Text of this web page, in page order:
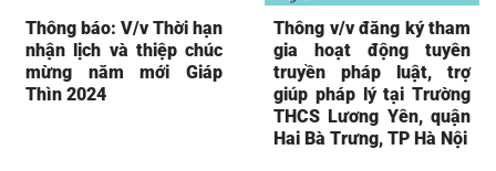
Thông báo: V/v Thời hạn
nhận lịch và thiệp chúc
mừng năm mới Giáp
Thìn 2024
Thông v/v đăng ký tham
gia hoạt động tuyên
truyền pháp luật, trợ
giúp pháp lý tại Trường
THCS Lương Yên, quận
Hai Bà Trưng, TP Hà Nội